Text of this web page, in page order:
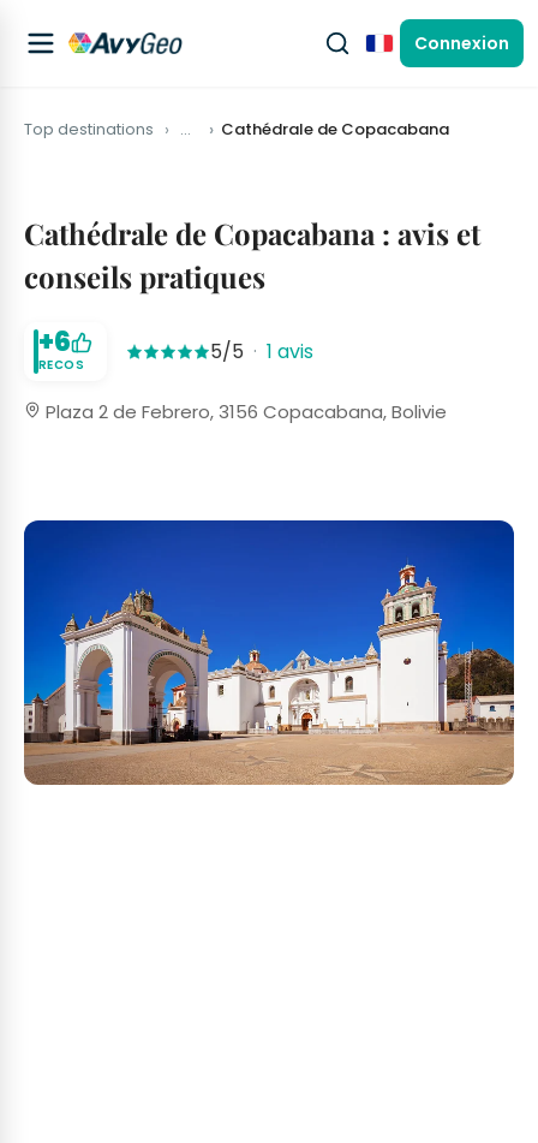
FrançaisConnexion
Top destinations … Cathédrale de Copacabana
Cathédrale de Copacabana : avis et
conseils pratiques
+6
RECOS 5/5 · 1 avis
Plaza 2 de Febrero, 3156 Copacabana, Bolivie